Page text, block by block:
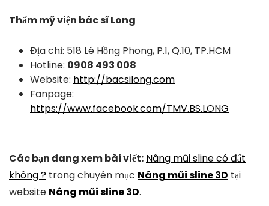
Thẩm mỹ viện bác sĩ Long
Địa chỉ: 518 Lê Hồng Phong, P.1, Q.10, TP.HCM
Hotline: 0908 493 008
Website: http://bacsilong.com
Fanpage:
https://www.facebook.com/TMV.BS.LONG
Các bạn đang xem bài viết: Nâng mũi sline có đắt
không ? trong chuyên mục Nâng mũi sline 3D tại
website Nâng mũi sline 3D.